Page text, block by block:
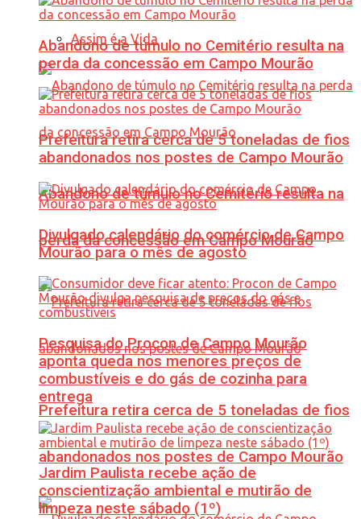
Assim é a Vida
Abandono de túmulo no Cemitério resulta na
perda da concessão em Campo Mourão
Prefeitura retira cerca de 5 toneladas de fios
abandonados nos postes de Campo Mourão
Abandono de túmulo no Cemitério resulta na
perda da concessão em Campo Mourão
Prefeitura retira cerca de 5 toneladas de fios
abandonados nos postes de Campo Mourão
Divulgado calendário do comércio de Campo
Mourão para o mês de agosto
Pesquisa do Procon de Campo Mourão
aponta queda nos menores preços de
combustíveis e do gás de cozinha para
entrega
Jardim Paulista recebe ação de
conscientização ambiental e mutirão de
limpeza neste sábado (1º)